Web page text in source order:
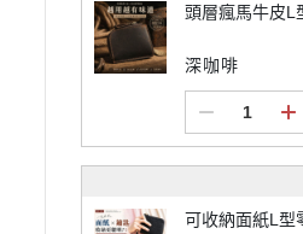
頭層瘋馬牛皮L
深咖啡
可收納面紙L型